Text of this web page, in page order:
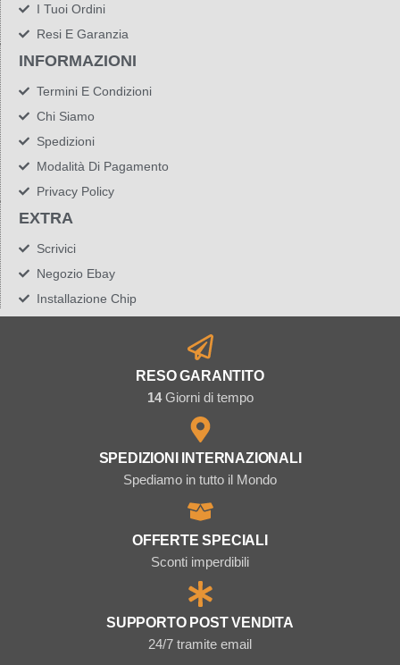
I Tuoi Ordini
Resi E Garanzia
INFORMAZIONI
Termini E Condizioni
Chi Siamo
Spedizioni
Modalità Di Pagamento
Privacy Policy
EXTRA
Scrivici
Negozio Ebay
Installazione Chip
RESO GARANTITO
14Giorni di tempo
SPEDIZIONI INTERNAZIONALI
Spediamo in tutto il Mondo
OFFERTE SPECIALI
Sconti imperdibili
SUPPORTO POST VENDITA
24/7 tramite email